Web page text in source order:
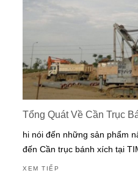
Tổng Quát Về Cần Trục
hi nói đến những sản phẩm
đến Cần trục bánh xích tại
XEM TIẾP